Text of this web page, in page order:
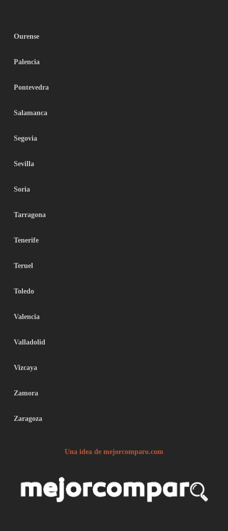
Ourense
Palencia
Pontevedra
Salamanca
Segovia
Sevilla
Soria
Tarragona
Tenerife
Teruel
Toledo
Valencia
Valladolid
Vizcaya
Zamora
Zaragoza
Una idea de mejorcomparo.com